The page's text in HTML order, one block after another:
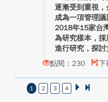
逐漸受到重視
成為一項管理
2018年15家台
為研究樣本，
進行研究，探
點閱：230
下
1 2 3 4